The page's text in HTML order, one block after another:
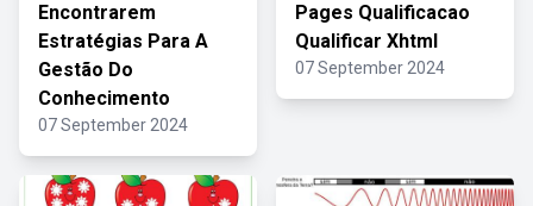
Encontrarem
Estratégias Para A
Gestão Do
Conhecimento
07 September 2024
Pages Qualificacao
Qualificar Xhtml
07 September 2024